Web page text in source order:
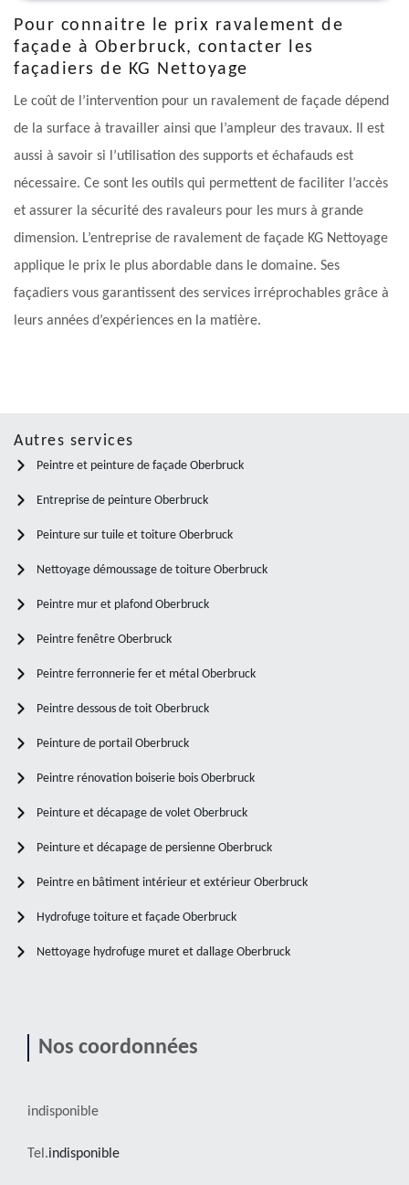
Pour connaitre le prix ravalement de
façade à Oberbruck, contacter les
façadiers de KG Nettoyage
Le coût de l’intervention pour un ravalement de façade dépend
de la surface à travailler ainsi que l’ampleur des travaux. Il est
aussi à savoir si l’utilisation des supports et échafauds est
nécessaire. Ce sont les outils qui permettent de faciliter l’accès
et assurer la sécurité des ravaleurs pour les murs à grande
dimension. L’entreprise de ravalement de façade KG Nettoyage
applique le prix le plus abordable dans le domaine. Ses
façadiers vous garantissent des services irréprochables grâce à
leurs années d’expériences en la matière.
Autres services
Peintre et peinture de façade Oberbruck
Entreprise de peinture Oberbruck
Peinture sur tuile et toiture Oberbruck
Nettoyage démoussage de toiture Oberbruck
Peintre mur et plafond Oberbruck
Peintre fenêtre Oberbruck
Peintre ferronnerie fer et métal Oberbruck
Peintre dessous de toit Oberbruck
Peinture de portail Oberbruck
Peintre rénovation boiserie bois Oberbruck
Peinture et décapage de volet Oberbruck
Peinture et décapage de persienne Oberbruck
Peintre en bâtiment intérieur et extérieur Oberbruck
Hydrofuge toiture et façade Oberbruck
Nettoyage hydrofuge muret et dallage Oberbruck
Nos coordonnées
indisponible
Tel.indisponible